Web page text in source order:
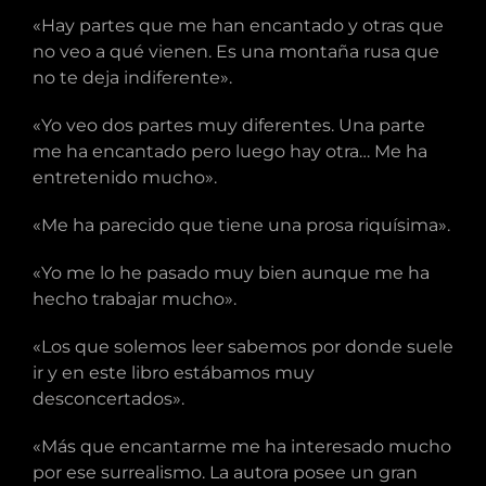
«Hay partes que me han encantado y otras que
no veo a qué vienen. Es una montaña rusa que
no te deja indiferente».
«Yo veo dos partes muy diferentes. Una parte
me ha encantado pero luego hay otra… Me ha
entretenido mucho».
«Me ha parecido que tiene una prosa riquísima».
«Yo me lo he pasado muy bien aunque me ha
hecho trabajar mucho».
«Los que solemos leer sabemos por donde suele
ir y en este libro estábamos muy
desconcertados».
«Más que encantarme me ha interesado mucho
por ese surrealismo. La autora posee un gran